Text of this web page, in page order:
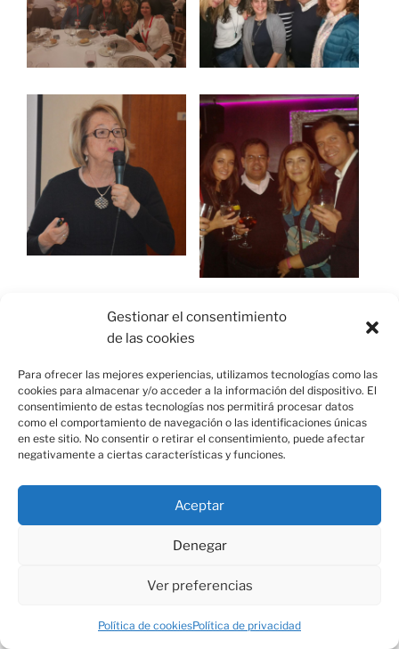
Gestionar el consentimiento
de las cookies
Para ofrecer las mejores experiencias, utilizamos tecnologías como las
cookies para almacenar y/o acceder a la información del dispositivo. El
consentimiento de estas tecnologías nos permitirá procesar datos
como el comportamiento de navegación o las identificaciones únicas
en este sitio. No consentir o retirar el consentimiento, puede afectar
negativamente a ciertas características y funciones.
Aceptar
Denegar
Ver preferencias
Política de cookiesPolítica de privacidad